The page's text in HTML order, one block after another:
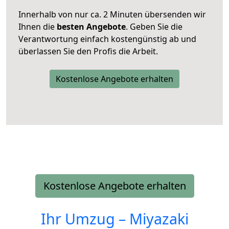
Innerhalb von nur ca. 2 Minuten übersenden wir
Ihnen die besten Angebote. Geben Sie die
Verantwortung einfach kostengünstig ab und
überlassen Sie den Profis die Arbeit.
Kostenlose Angebote erhalten
Kostenlose Angebote erhalten
Ihr Umzug – Miyazaki